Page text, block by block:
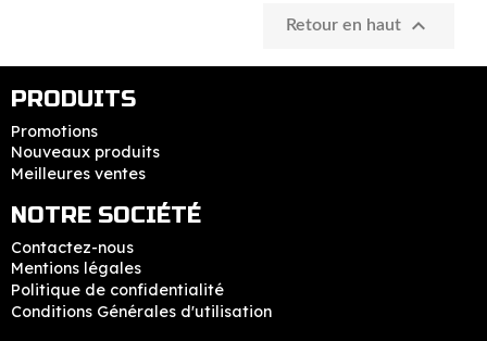
Retour en haut 
PRODUITS
Promotions
Nouveaux produits
Meilleures ventes
NOTRE SOCIÉTÉ
Contactez-nous
Mentions légales
Politique de confidentialité
Conditions Générales d'utilisation